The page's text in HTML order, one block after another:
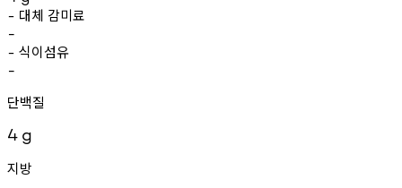
- 대체 감미료
-
- 식이섬유
-
단백질
4 g
지방